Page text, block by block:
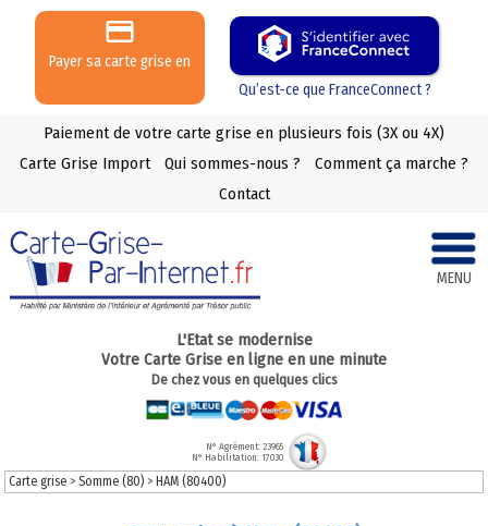
Payer sa carte grise en
Qu’est-ce que FranceConnect ?
Paiement de votre carte grise en plusieurs fois (3X ou 4X)
Carte Grise Import
Qui sommes-nous ?
Comment ça marche ?
Contact
MENU
L'Etat se modernise
Votre Carte Grise en ligne en une minute
De chez vous en quelques clics
N° Agrément: 23965
N° Habilitation: 17030
Carte grise >Somme (80)> HAM (80400)